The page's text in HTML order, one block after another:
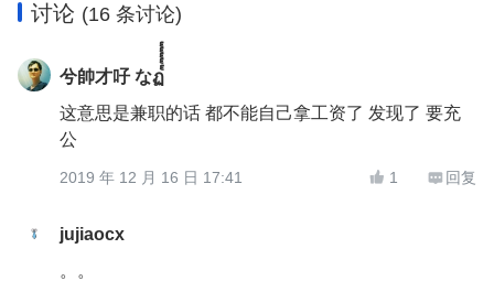
讨论 (16 条讨论)
兮帥才吇 なฏ๎๎๎๎๎
这意思是兼职的话 都不能自己拿工资了 发现了 要充
公
2019 年 12 月 16 日 17:41  1  回复
jujiaocx
。。